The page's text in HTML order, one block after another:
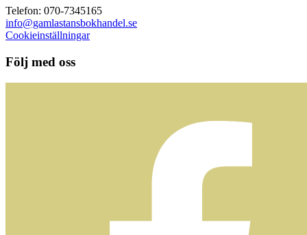
Telefon: 070-7345165
info@gamlastansbokhandel.se
Cookieinställningar
Följ med oss